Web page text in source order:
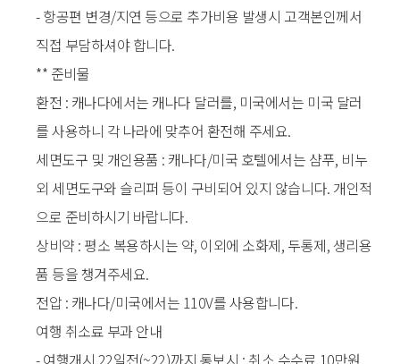
- 항공편 변경/지연 등으로 추가비용 발생시 고객본인께서
직접 부담하셔야 합니다.
** 준비물
환전 : 캐나다에서는 캐나다 달러를, 미국에서는 미국 달러
를 사용하니 각 나라에 맞추어 환전해 주세요.
세면도구 및 개인용품 : 캐나다/미국 호텔에서는 샴푸, 비누
외 세면도구와 슬리퍼 등이 구비되어 있지 않습니다. 개인적
으로 준비하시기 바랍니다.
상비약 : 평소 복용하시는 약, 이외에 소화제, 두통제, 생리용
품 등을 챙겨주세요.
전압 : 캐나다/미국에서는 110V를 사용합니다.
여행 취소료 부과 안내